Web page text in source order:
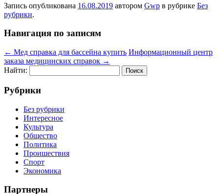
Запись опубликована 16.08.2019 автором Gwp в рубрике Без
рубрики.
Навигация по записям
← Мед справка для бассейна купить Информационный центр
заказа медицинских справок →
Найти:
Рубрики
Без рубрики
Интересное
Культура
Общество
Политика
Проишествия
Спорт
Экономика
Партнеры